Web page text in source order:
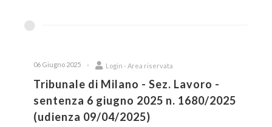
06 Giugno 2025 Login - Area riservata
Tribunale di Milano - Sez. Lavoro -
sentenza 6 giugno 2025 n. 1680/2025
(udienza 09/04/2025)